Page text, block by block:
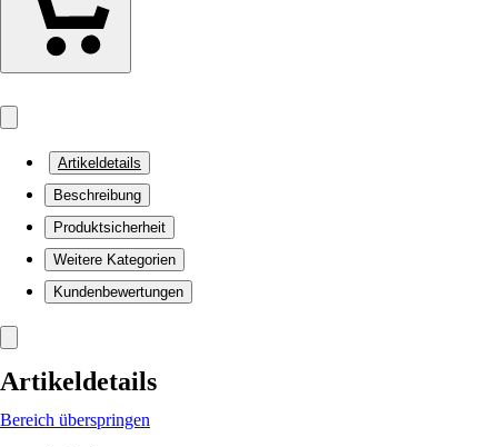
Artikeldetails
Beschreibung
Produktsicherheit
Weitere Kategorien
Kundenbewertungen
Artikeldetails
Bereich überspringen